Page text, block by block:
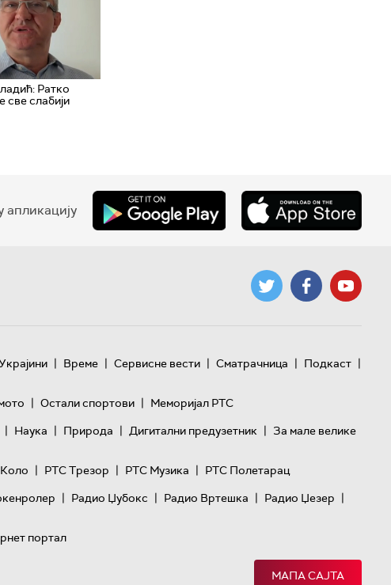
Ратко
све слабији
| Време | Сервисне вести | Сматрачница | Подкаст |
| Остали спортови | Меморијал РТС
| Наука | Природа | Дигитални предузетник | За мале велике
| РТС Трезор | РТС Музика | РТС Полетарац
| Радио Џубокс | Радио Вртешка | Радио Џезер |
портал
МАПА САЈТА